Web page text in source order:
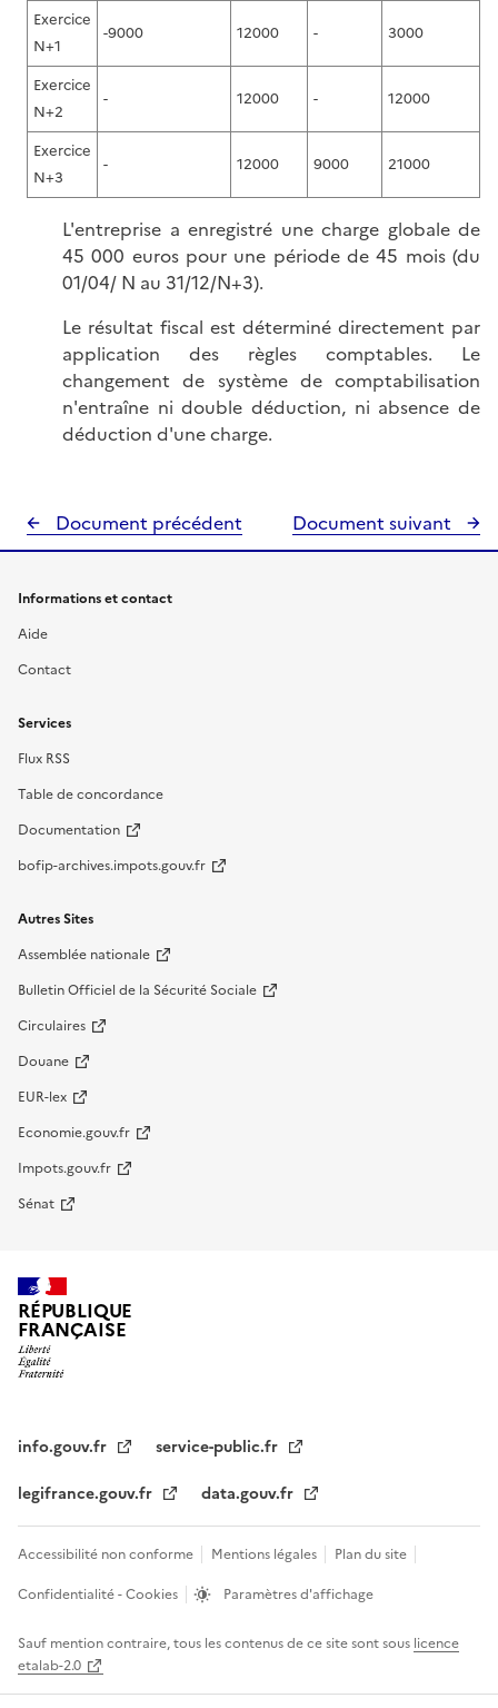
Exercice
N+1
-9000 12000 - 3000
Exercice
N+2
- 12000 - 12000
Exercice
N+3
- 12000 9000 21000
L'entreprise a enregistré une charge globale de
45 000 euros pour une période de 45 mois (du
01/04/ N au 31/12/N+3).
Le résultat fiscal est déterminé directement par
application des règles comptables. Le
changement de système de comptabilisation
n'entraîne ni double déduction, ni absence de
déduction d'une charge.
Document précédent Document suivant
Informations et contact
Aide
Contact
Services
Flux RSS
Table de concordance
Documentation
bofip-archives.impots.gouv.fr
Autres Sites
Assemblée nationale
Bulletin Officiel de la Sécurité Sociale
Circulaires
Douane
EUR-lex
Economie.gouv.fr
Impots.gouv.fr
Sénat
RÉPUBLIQUE
FRANÇAISE
info.gouv.fr
service-public.fr
legifrance.gouv.fr
data.gouv.fr
Accessibilité non conforme Mentions légales
Plan du site
Confidentialité - Cookies
Paramètres d'affichage
Sauf mention contraire, tous les contenus de ce site sont sous licence
etalab-2.0